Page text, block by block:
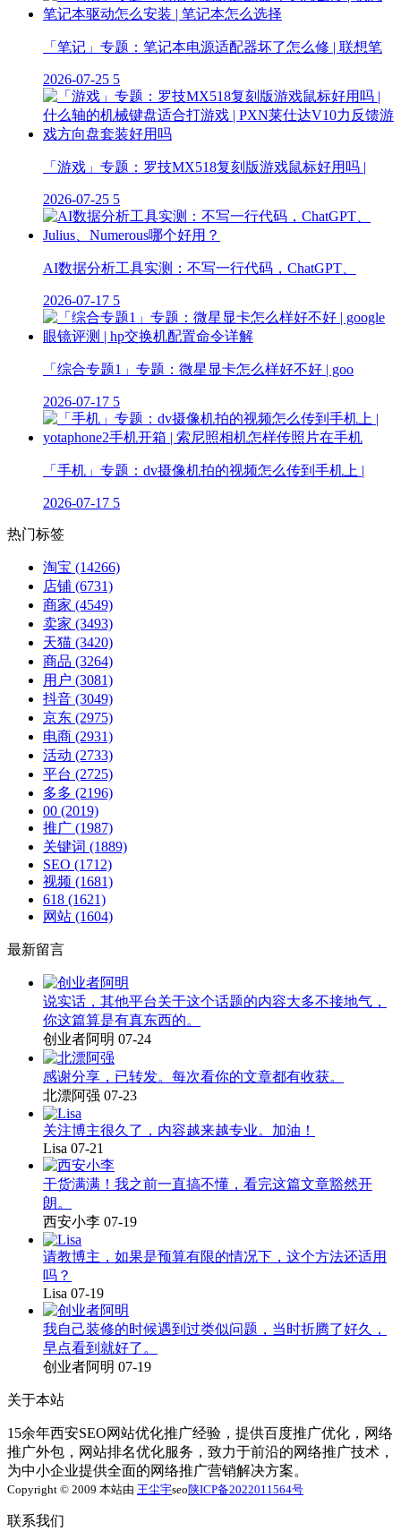
「笔记」专题：笔记本电源适配器坏了怎么修 | 联想笔
2026-07-25 5
「游戏」专题：罗技MX518复刻版游戏鼠标好用吗 |
2026-07-25 5
AI数据分析工具实测：不写一行代码，ChatGPT、
2026-07-17 5
「综合专题1」专题：微星显卡怎么样好不好 | goo
2026-07-17 5
「手机」专题：dv摄像机拍的视频怎么传到手机上 |
2026-07-17 5
热门标签
淘宝 (14266)
店铺 (6731)
商家 (4549)
卖家 (3493)
天猫 (3420)
商品 (3264)
用户 (3081)
抖音 (3049)
京东 (2975)
电商 (2931)
活动 (2733)
平台 (2725)
多多 (2196)
00 (2019)
推广 (1987)
关键词 (1889)
SEO (1712)
视频 (1681)
618 (1621)
网站 (1604)
最新留言
说实话，其他平台关于这个话题的内容大多不接地气，
你这篇算是有真东西的。
创业者阿明 07-24
感谢分享，已转发。每次看你的文章都有收获。
北漂阿强 07-23
关注博主很久了，内容越来越专业。加油！
Lisa 07-21
干货满满！我之前一直搞不懂，看完这篇文章豁然开
朗。
西安小李 07-19
请教博主，如果是预算有限的情况下，这个方法还适用
吗？
Lisa 07-19
我自己装修的时候遇到过类似问题，当时折腾了好久，
早点看到就好了。
创业者阿明 07-19
关于本站
15余年西安SEO网站优化推广经验，提供百度推广优化，网络
推广外包，网站排名优化服务，致力于前沿的网络推广技术，
为中小企业提供全面的网络推广营销解决方案。
Copyright © 2009 本站由 王尘宇seo陕ICP备2022011564号
联系我们